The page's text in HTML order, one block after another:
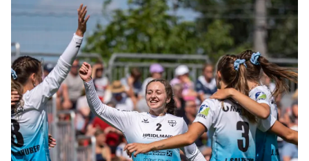
Staatsmeistertitel der Vereinsgeschichte. Bei den
Männern ließ Hallen-Champion und Weltpokalsieger
Vöcklabruck dem TV Wohnplan Enns keine Chance
und gewann das Finale klar mit 4:0 (11:6, 11:8, 11:6,
11:9).